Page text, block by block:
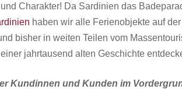
Charakter! Da Sardinien das
haben wir alle Ferienobjekte auf
bisher in weiten Teilen vom
jahrtausend alten Geschichte
Kundinnen und Kunden im